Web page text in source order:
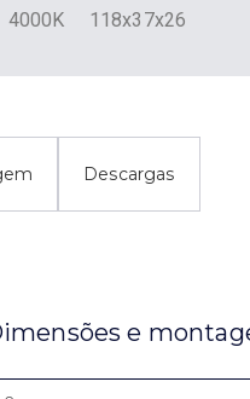
4000K 118x37x26
Descargas
e